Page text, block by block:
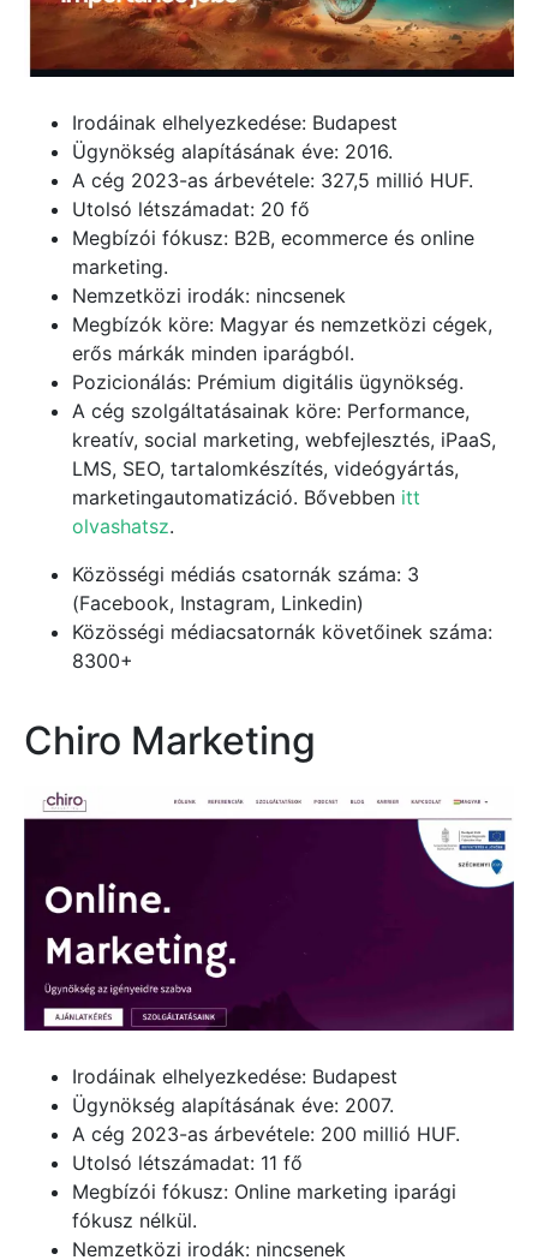
Irodáinak elhelyezkedése: Budapest
Ügynökség alapításának éve: 2016.
A cég 2023-as árbevétele: 327,5 millió HUF.
Utolsó létszámadat: 20 fő
Megbízói fókusz: B2B, ecommerce és online
marketing.
Nemzetközi irodák: nincsenek
Megbízók köre: Magyar és nemzetközi cégek,
erős márkák minden iparágból.
Pozicionálás: Prémium digitális ügynökség.
A cég szolgáltatásainak köre: Performance,
kreatív, social marketing, webfejlesztés, iPaaS,
LMS, SEO, tartalomkészítés, videógyártás,
marketingautomatizáció. Bővebben itt
olvashatsz.
Közösségi médiás csatornák száma: 3
(Facebook, Instagram, Linkedin)
Közösségi médiacsatornák követőinek száma:
8300+
Chiro Marketing
Irodáinak elhelyezkedése: Budapest
Ügynökség alapításának éve: 2007.
A cég 2023-as árbevétele: 200 millió HUF.
Utolsó létszámadat: 11 fő
Megbízói fókusz: Online marketing iparági
fókusz nélkül.
Nemzetközi irodák: nincsenek